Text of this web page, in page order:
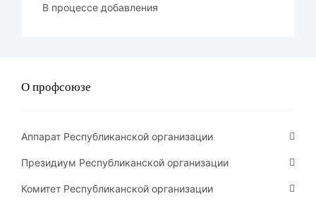
В процессе добавления
О профсоюзе
Аппарат Республиканской организации
Президиум Республиканской организации
Комитет Республиканской организации